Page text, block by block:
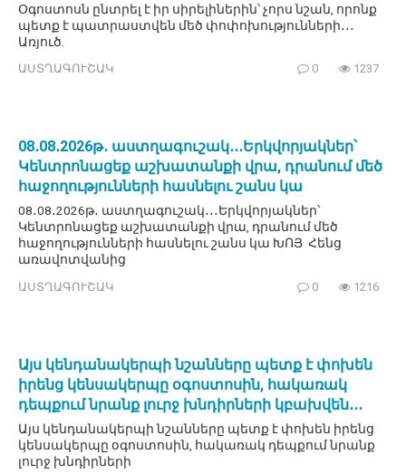
Օգոստոսն ընտրել է իր սիրելիներին՝ չորս նշան, որոնք
պետք է պատրաստվեն մեծ փոփոխությունների․․․
Առյուծ.
ԱՍՏՂԱԳՈՒՇԱԿ 0 1237
08․08․2026թ․ աստղագուշակ․․․Երկվորյակներ՝
Կենտրոնացեք աշխատանքի վրա, դրանում մեծ
հաջողությունների հասնելու շանս կա
08․08․2026թ․ աստղագուշակ․․․Երկվորյակներ՝
Կենտրոնացեք աշխատանքի վրա, դրանում մեծ
հաջողությունների հասնելու շանս կա ԽՈՅ Հենց
առավոտվանից
ԱՍՏՂԱԳՈՒՇԱԿ 0 1216
Այս կենդանակերպի նշանները պետք է փոխեն
իրենց կենսակերպը օգոստոսին, հակառակ
դեպքում նրանք լուրջ խնդիրների կբախվեն․․․
Այս կենդանակերպի նշանները պետք է փոխեն իրենց
կենսակերպը օգոստոսին, հակառակ դեպքում նրանք
լուրջ խնդիրների